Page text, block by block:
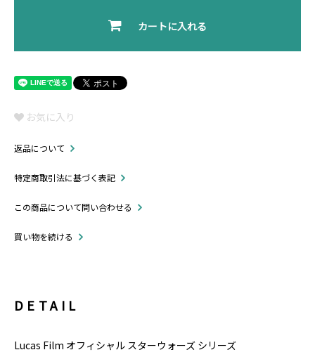
カートに入れる
お気に入り
返品について
特定商取引法に基づく表記
この商品について問い合わせる
買い物を続ける
DETAIL
Lucas Film オフィシャル スターウォーズ シリーズ